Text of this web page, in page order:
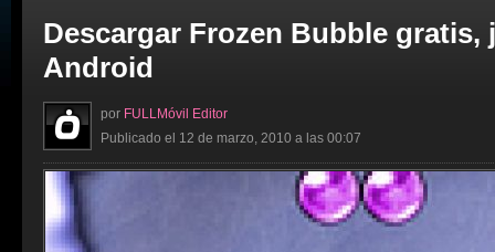
Descargar Frozen Bubble gratis,
Android
por FULLMóvil Editor
Publicado el 12 de marzo, 2010 a las 00:07